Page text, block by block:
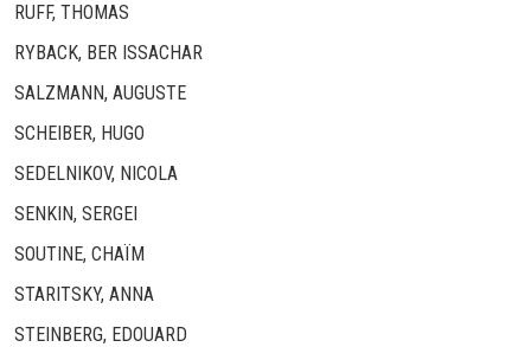
RUFF, THOMAS
RYBACK, BER ISSACHAR
SALZMANN, AUGUSTE
SCHEIBER, HUGO
SEDELNIKOV, NICOLA
SENKIN, SERGEI
SOUTINE, CHAÏM
STARITSKY, ANNA
STEINBERG, EDOUARD